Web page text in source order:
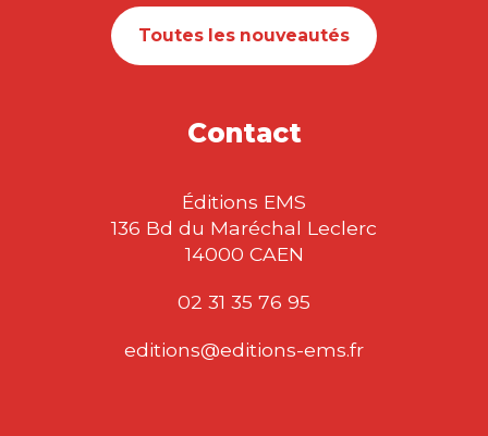
Toutes les nouveautés
Contact
Éditions EMS
136 Bd du Maréchal Leclerc
14000 CAEN
02 31 35 76 95
editions@editions-ems.fr